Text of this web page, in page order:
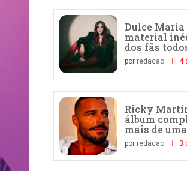
Dulce
material
dos fãs
por redacao 4
Ricky
álbum
mais de
por redacao 3